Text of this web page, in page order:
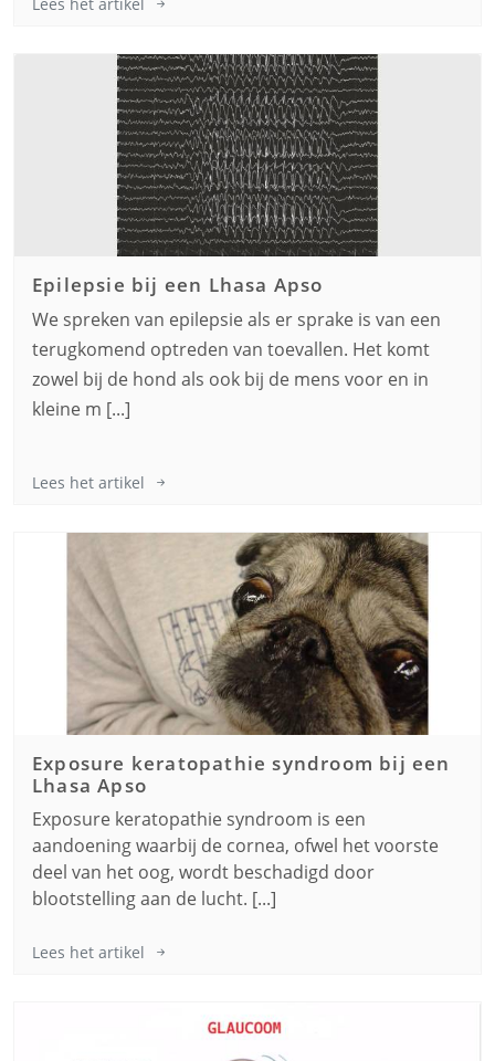
Epilepsie bij een Lhasa Apso
We spreken van epilepsie als er sprake is van een
terugkomend optreden van toevallen. Het komt
zowel bij de hond als ook bij de mens voor en in
kleine m [...]
Lees het artikel
Exposure keratopathie syndroom bij een
Lhasa Apso
Exposure keratopathie syndroom is een
aandoening waarbij de cornea, ofwel het voorste
deel van het oog, wordt beschadigd door
blootstelling aan de lucht. [...]
Lees het artikel